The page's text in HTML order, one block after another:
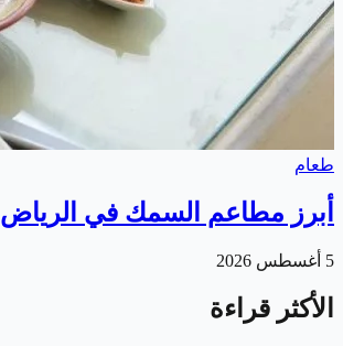
طعام
أبرز مطاعم السمك في الرياض
5 أغسطس 2026
الأكثر قراءة